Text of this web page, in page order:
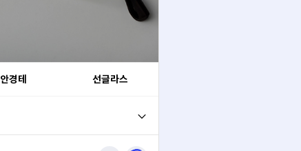
안경테 선글라스